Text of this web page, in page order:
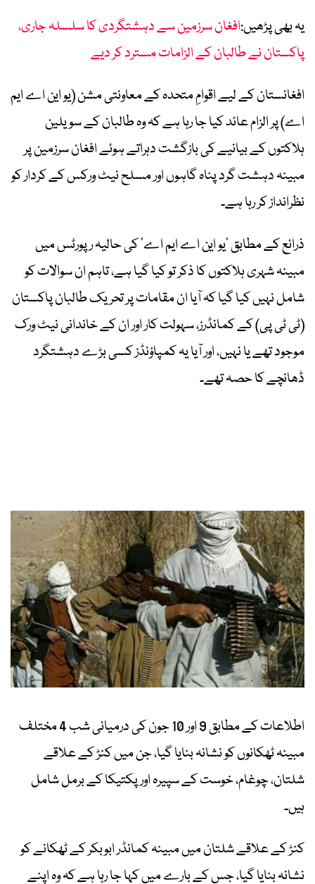
یہ بھی پڑھیں:افغان سرزمین سے دہشتگردی کا سلسلہ جاری،
پاکستان نے طالبان کے الزامات مسترد کر دیے
افغانستان کے لیے اقوامِ متحدہ کے معاونتی مشن (یو این اے ایم
اے) پر الزام عائد کیا جا رہا ہے کہ وہ طالبان کے سویلین
ہلاکتوں کے بیانیے کی بازگشت دہراتے ہوئے افغان سرزمین پر
مبینہ دہشت گرد پناہ گاہوں اور مسلح نیٹ ورکس کے کردار کو
نظرانداز کر رہا ہے۔
ذرائع کے مطابق ’یو این اے ایم اے‘ کی حالیہ رپورٹس میں
مبینہ شہری ہلاکتوں کا ذکر تو کیا گیا ہے، تاہم ان سوالات کو
شامل نہیں کیا گیا کہ آیا ان مقامات پر تحریک طالبان پاکستان
(ٹی ٹی پی) کے کمانڈرز، سہولت کار اور ان کے خاندانی نیٹ ورک
موجود تھے یا نہیں، اور آیا یہ کمپاؤنڈز کسی بڑے دہشتگرد
ڈھانچے کا حصہ تھے۔
اطلاعات کے مطابق 9 اور 10 جون کی درمیانی شب 4 مختلف
مبینہ ٹھکانوں کو نشانہ بنایا گیا، جن میں کنڑ کے علاقے
شلتان، چوغام، خوست کے سپیرہ اور پکتیکا کے برمل شامل
ہیں۔
کنڑ کے علاقے شلتان میں مبینہ کمانڈر ابوبکر کے ٹھکانے کو
نشانہ بنایا گیا، جس کے بارے میں کہا جا رہا ہے کہ وہ اپنے